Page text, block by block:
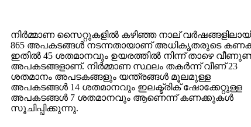
നിര്‍മ്മാണ സൈറ്റുകളില്‍ കഴിഞ്ഞ നാല്
865 അപകടങ്ങള്‍ നടന്നതായാണ് അധികൃതരുടെ
ഇതില്‍ 45 ശതമാനവും ഉയരത്തില്‍ നിന്ന് താഴെ
അപകടങ്ങളാണ്. നിര്‍മ്മാണ സ്ഥലം തകര്‍ന്ന് വീണ് 23
ശതമാനം അപടകങ്ങളും യന്ത്രങ്ങള്‍ മൂലമുള്ള
അപകടങ്ങള്‍ 14 ശതമാനവും ഇലക്ട്രിക് ഷോക്കേറ്റുള്ള
അപകടങ്ങള്‍ 7 ശതമാനവും ആണെന്ന് കണക്കുകള്‍
സൂചിപ്പിക്കുന്നു.